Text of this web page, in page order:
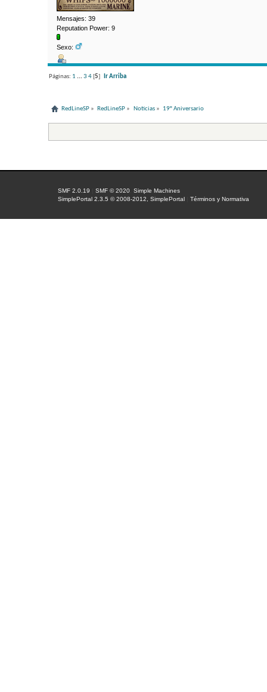
Mensajes: 39
Reputation Power: 9
Sexo:
Páginas: 1 ...3 4[5] Ir Arriba
RedLineSP » RedLineSP » Noticias» 19° Aniversario
SMF 2.0.19 |SMF © 2020 ,Simple Machines
SimplePortal 2.3.5 © 2008-2012, SimplePortal
|Términos y Normativa